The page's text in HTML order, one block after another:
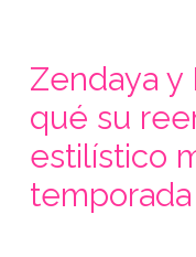
Zendaya y
qué su
estilístico
temporada